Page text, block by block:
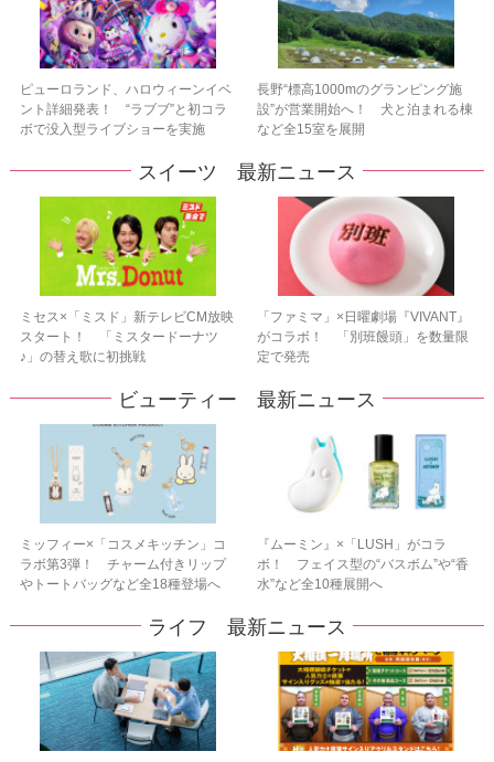
ピューロランド、ハロウィーンイベ
ント詳細発表！ “ラブブ”と初コラ
ボで没入型ライブショーを実施
長野“標高1000mのグランピング施
設”が営業開始へ！ 犬と泊まれる棟
など全15室を展開
スイーツ 最新ニュース
ミセス×「ミスド」新テレビCM放映
スタート！ 「ミスタードーナツ
♪」の替え歌に初挑戦
「ファミマ」×日曜劇場『VIVANT』
がコラボ！ 「別班饅頭」を数量限
定で発売
ビューティー 最新ニュース
ミッフィー×「コスメキッチン」コ
ラボ第3弾！ チャーム付きリップ
やトートバッグなど全18種登場へ
『ムーミン』×「LUSH」がコラ
ボ！ フェイス型の“バスボム”や“香
水”など全10種展開へ
ライフ 最新ニュース